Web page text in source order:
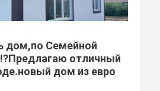
дом,по Семейной
отличный
дом из евро